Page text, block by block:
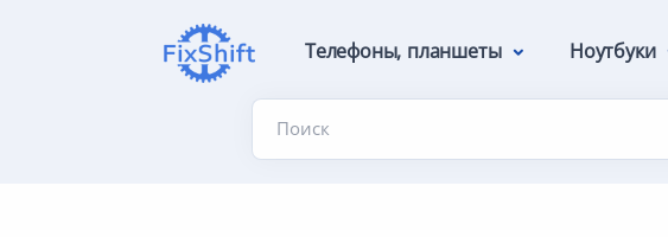
Телефоны, планшеты Ноутбуки
Поиск